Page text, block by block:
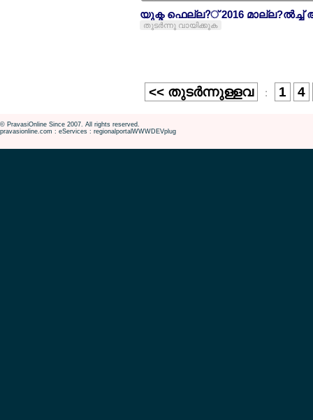
യുക്മ ഫെല്ല?് 2016
തുടര്‍ന്നു വായിക്കുക
<< തുടര്‍ന്നുള്ളവ : 1 4
© PravasiOnline Since 2007. All rights reserved.
pravasionline.com : eServices : regionalportalWWWDEVplug